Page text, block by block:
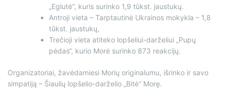
„Eglutė“, kuris surinko 1,9 tūkst. jaustukų.
Antroji vieta – Tarptautinė Ukrainos mokykla – 1,8
tūkst. jaustukų,
Trečioji vieta atiteko lopšeliui-darželiui „Pupų
pėdas“, kurio Morė surinko 873 reakcijų.
Organizatoriai, žavėdamiesi Morių originalumu, išrinko ir savo
simpatiją – Šiaulių lopšelio-darželio „Bitė“ Morę.